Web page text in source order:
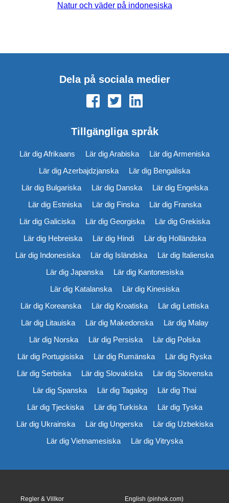
Natur och väder på indonesiska
Dela på sociala medier
Tillgängliga språk
Lär dig Afrikaans Lär dig Arabiska
Lär dig Armeniska
Lär dig Azerbajdzjanska
Lär dig Bengaliska
Lär dig Bulgariska
Lär dig Danska
Lär dig Engelska
Lär dig Estniska
Lär dig Finska
Lär dig Franska
Lär dig Galiciska
Lär dig Georgiska
Lär dig Grekiska
Lär dig Hebreiska
Lär dig Hindi
Lär dig Holländska
Lär dig Indonesiska
Lär dig Isländska
Lär dig Italienska
Lär dig Japanska
Lär dig Kantonesiska
Lär dig Katalanska
Lär dig Kinesiska
Lär dig Koreanska
Lär dig Kroatiska
Lär dig Lettiska
Lär dig Litauiska
Lär dig Makedonska
Lär dig Malay
Lär dig Norska
Lär dig Persiska
Lär dig Polska
Lär dig Portugisiska
Lär dig Rumänska
Lär dig Ryska
Lär dig Serbiska
Lär dig Slovakiska
Lär dig Slovenska
Lär dig Spanska
Lär dig Tagalog
Lär dig Thai
Lär dig Tjeckiska
Lär dig Turkiska
Lär dig Tyska
Lär dig Ukrainska
Lär dig Ungerska
Lär dig Uzbekiska
Lär dig Vietnamesiska
Lär dig Vitryska
Regler & Villkor English (pinhok.com)